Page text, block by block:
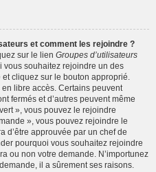
et comment les rejoindre ?
sur le lien Groupes d’utilisateurs
vous souhaitez rejoindre un des
cliquez sur le bouton approprié.
libre accès. Certains peuvent
fermés et d’autres peuvent même
», vous pouvez le rejoindre
», vous pouvez rejoindre le
d’être approuvée par un chef de
pourquoi vous souhaitez rejoindre
ou non votre demande. N’importunez
il a sûrement ses raisons.